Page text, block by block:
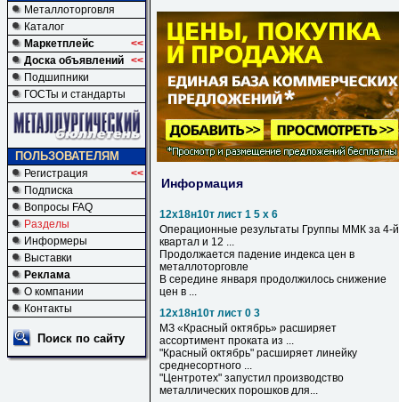
Металлоторговля
Каталог
Маркетплейс
<<
Доска объявлений <<
Подшипники
ГОСТы и стандарты
ПОЛЬЗОВАТЕЛЯМ
Регистрация
<<
Подписка
Вопросы FAQ
Разделы
Информеры
Выставки
Реклама
О компании
Контакты
Поиск по сайту
Информация
12х18н10т лист 1 5 х 6
Операционные результаты Группы ММК за 4-й
квартал и 12 ...
Продолжается падение индекса цен в
металлоторговле
В середине января продолжилось снижение
цен в ...
12х18н10т лист 0 3
МЗ «Красный октябрь» расширяет
ассортимент проката из ...
"Красный октябрь" расширяет линейку
среднесортного ...
"Центротех" запустил производство
металлических порошков для...